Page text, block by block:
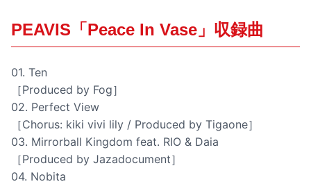
PEAVIS「Peace In Vase」収録曲
01. Ten
［Produced by Fog］
02. Perfect View
［Chorus: kiki vivi lily / Produced by Tigaone］
03. Mirrorball Kingdom feat. RIO & Daia
［Produced by Jazadocument］
04. Nobita